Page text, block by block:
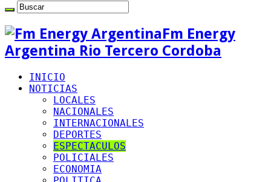
Fm Energy
Argentina Rio Tercero Cordoba
INICIO
NOTICIAS
LOCALES
NACIONALES
INTERNACIONALES
DEPORTES
ESPECTACULOS
POLICIALES
ECONOMIA